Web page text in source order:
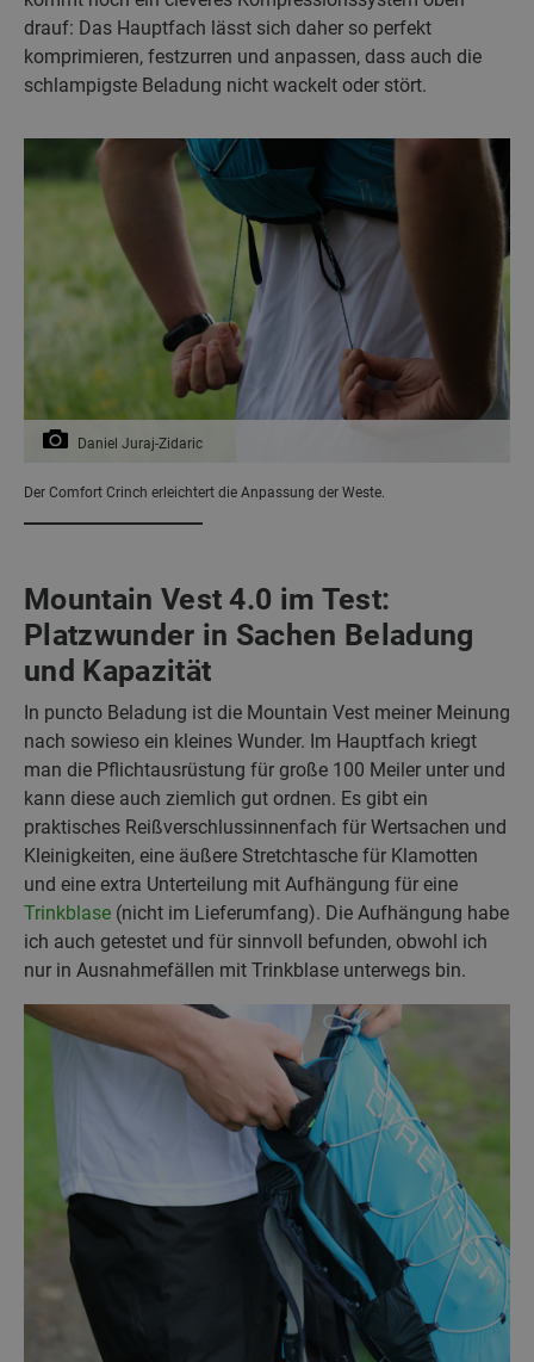
Daniel Juraj-Zidaric
Der Comfort Crinch erleichtert die Anpassung der Weste.
drauf: Das Hauptfach lässt sich daher so perfekt
komprimieren, festzurren und anpassen, dass auch die
schlampigste Beladung nicht wackelt oder stört.
Mountain Vest 4.0 im Test:
Platzwunder in Sachen Beladung
und Kapazität
In puncto Beladung ist die Mountain Vest meiner Meinung
nach sowieso ein kleines Wunder. Im Hauptfach kriegt
man die Pflichtausrüstung für große 100 Meiler unter und
kann diese auch ziemlich gut ordnen. Es gibt ein
praktisches Reißverschlussinnenfach für Wertsachen und
Kleinigkeiten, eine äußere Stretchtasche für Klamotten
und eine extra Unterteilung mit Aufhängung für eine
Trinkblase (nicht im Lieferumfang). Die Aufhängung habe
ich auch getestet und für sinnvoll befunden, obwohl ich
nur in Ausnahmefällen mit Trinkblase unterwegs bin.